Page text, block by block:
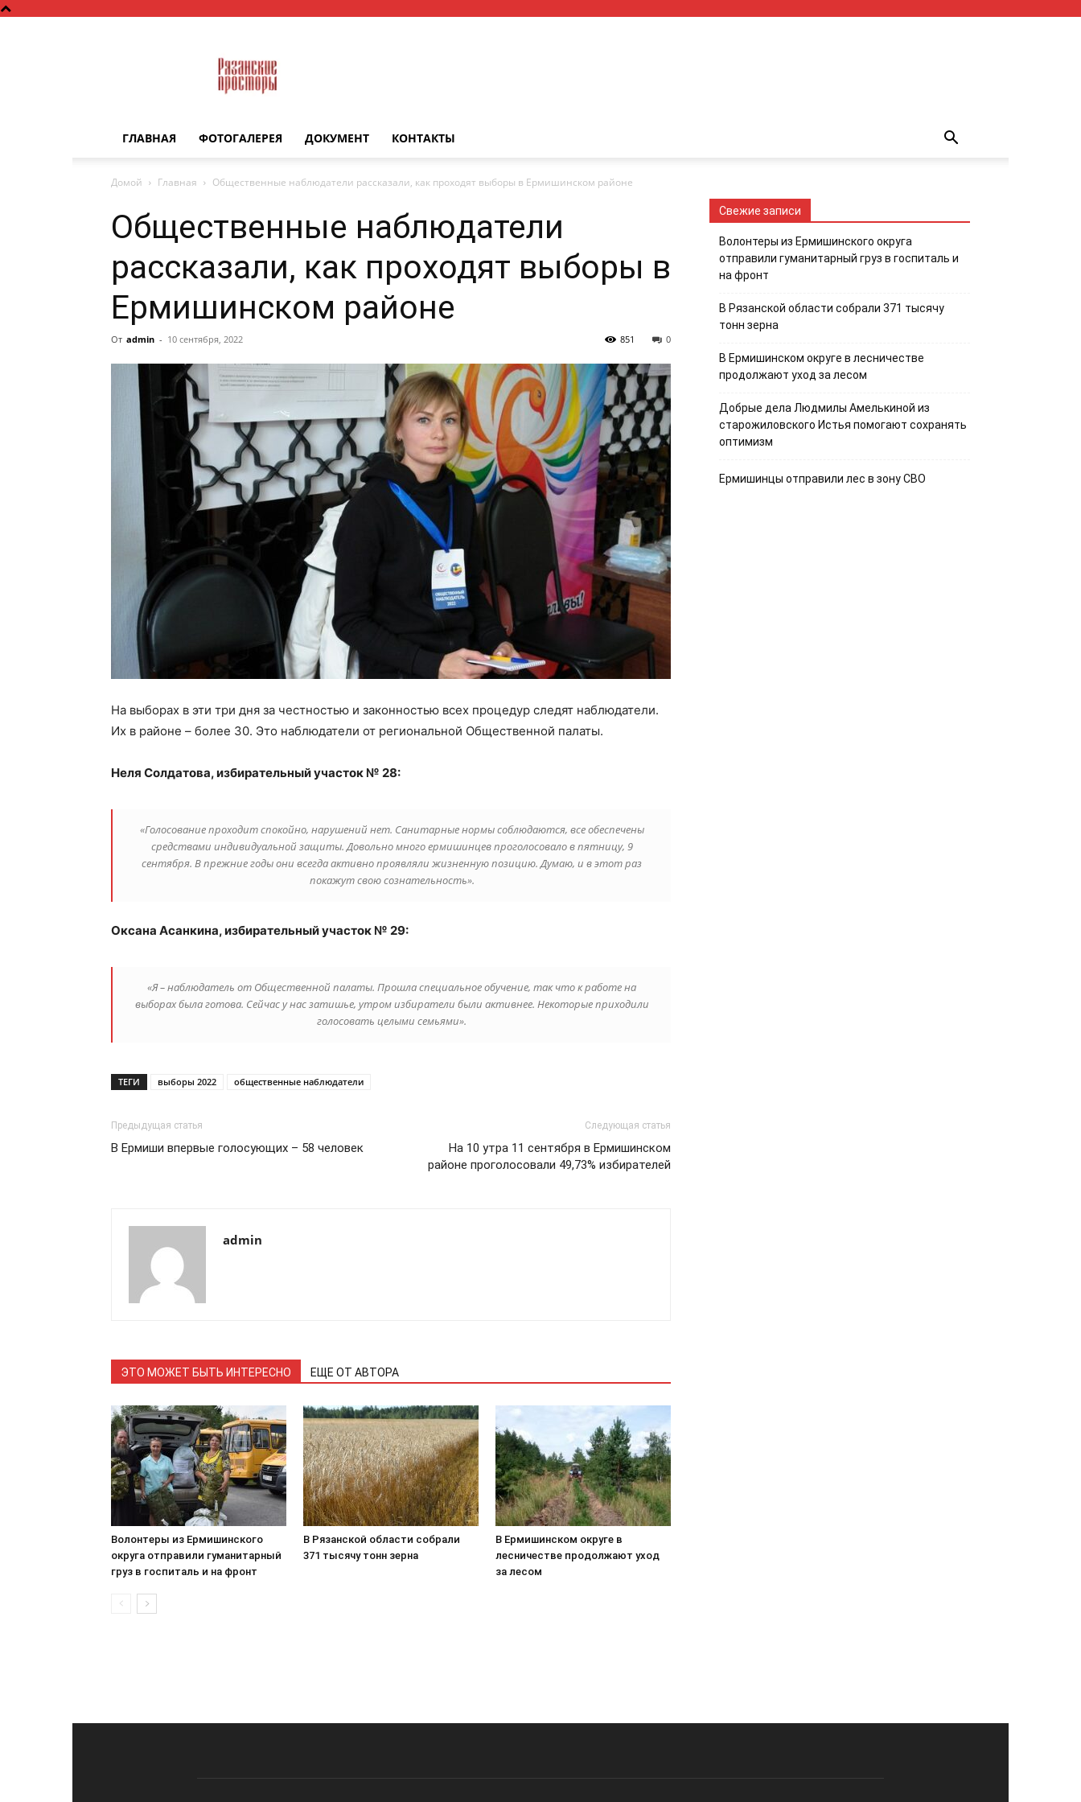
просторы
ГЛАВНАЯ ФОТОГАЛЕРЕЯ ДОКУМЕНТ КОНТАКТЫ
Домой Главная Общественные наблюдатели рассказали, как проходят выборы в Ермишинском районе
Общественные наблюдатели
рассказали, как проходят выборы в
Ермишинском районе
От admin - 10 сентября, 2022 0
851
На выборах в эти три дня за честностью и законностью всех процедур следят наблюдатели.
Их в районе – более 30. Это наблюдатели от региональной Общественной палаты.
Неля Солдатова, избирательный участок № 28:
«Голосование проходит спокойно, нарушений нет. Санитарные нормы соблюдаются, все обеспечены
средствами индивидуальной защиты. Довольно много ермишинцев проголосовало в пятницу, 9
сентября. В прежние годы они всегда активно проявляли жизненную позицию. Думаю, и в этот раз
покажут свою сознательность».
Оксана Асанкина, избирательный участок № 29:
«Я – наблюдатель от Общественной палаты. Прошла специальное обучение, так что к работе на
выборах была готова. Сейчас у нас затишье, утром избиратели были активнее. Некоторые приходили
голосовать целыми семьями».
ТЕГИ выборы 2022 общественные наблюдатели
Предыдущая статья
В Ермиши впервые голосующих – 58 человек
Следующая статья
На 10 утра 11 сентября в Ермишинском
районе проголосовали 49,73% избирателей
admin
ЭТО МОЖЕТ БЫТЬ ИНТЕРЕСНО ЕЩЕ ОТ АВТОРА
Волонтеры из Ермишинского
округа отправили гуманитарный
груз в госпиталь и на фронт
В Рязанской области собрали
371 тысячу тонн зерна
В Ермишинском округе в
лесничестве продолжают уход
за лесом
Свежие записи
Волонтеры из Ермишинского округа
отправили гуманитарный груз в госпиталь и
на фронт
В Рязанской области собрали 371 тысячу
тонн зерна
В Ермишинском округе в лесничестве
продолжают уход за лесом
Добрые дела Людмилы Амелькиной из
старожиловского Истья помогают сохранять
оптимизм
Ермишинцы отправили лес в зону СВО